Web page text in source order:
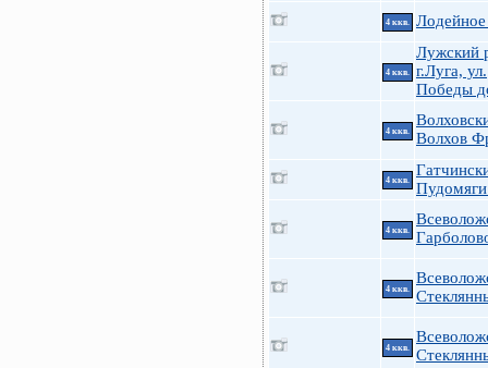
4 ккв.
4 ккв.
Лужский
г.Луга, ул.
Победы
4 ккв.
Волхов
4 ккв.
4 ккв.
4 ккв.
4 ккв.